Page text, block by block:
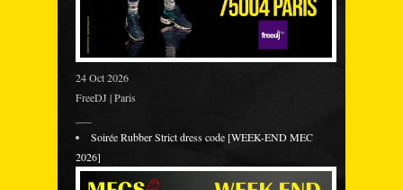
24 Oct 2026
FreeDJ | Paris
Soirée Rubber Strict dress code [WEEK-END MEC
2026]